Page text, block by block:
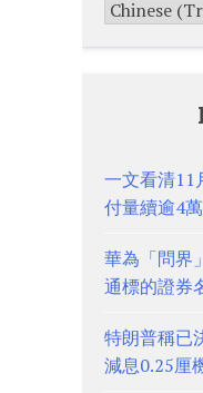
一文看清
付量續逾4
華為「問界
通標的證券
特朗普稱已
減息0.25厘